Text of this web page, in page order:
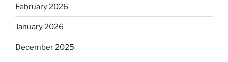
February 2026
January 2026
December 2025